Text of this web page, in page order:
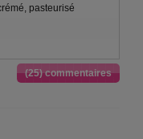
pasteurisé
(25) commentaires